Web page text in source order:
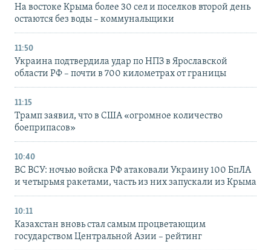
На востоке Крыма более 30 сел и поселков второй день
остаются без воды – коммунальщики
11:50
Украина подтвердила удар по НПЗ в Ярославской
области РФ – почти в 700 километрах от границы
11:15
Трамп заявил, что в США «огромное количество
боеприпасов»
10:40
ВС ВСУ: ночью войска РФ атаковали Украину 100 БпЛА
и четырьмя ракетами, часть из них запускали из Крыма
10:11
Казахстан вновь стал самым процветающим
государством Центральной Азии – рейтинг